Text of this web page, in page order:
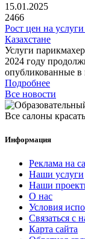
15.01.2025
2466
Рост цен на
Казахстане
Услуги
2024 году
опубликованные
Подробнее
Все новости
Все салоны
Информация
Реклама на
Наши услуги
Наши
О нас
Условия
Связаться с
Карта сайта